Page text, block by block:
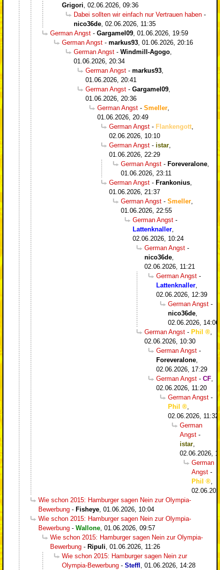
Grigori 02.06.2026, 09:36
Dabei sollten wir einfach nur Vertrauen haben -
nico36de 02.06.2026, 11:35
German Angst - Gargamel09 01.06.2026, 19:59
German Angst - markus93 01.06.2026, 20:16
German Angst - Windmill-Agogo
01.06.2026, 20:34
German Angst - markus93
01.06.2026, 20:41
German Angst - Gargamel09
01.06.2026, 20:36
German Angst - Smeller
01.06.2026, 20:49
German Angst - Flankengott
02.06.2026, 10:10
German Angst - istar
01.06.2026, 22:29
German Angst - Foreveralone
01.06.2026, 23:11
German Angst - Frankonius
01.06.2026, 21:37
German Angst - Smeller
01.06.2026, 22:55
German Angst -
Lattenknaller
02.06.2026, 10:24
German Angst -
nico36de
02.06.2026, 11:21
German Angst -
Lattenknaller
02.06.2026, 12:39
German Angst -
nico36de
02.06.2026, 14:06
German Angst - Phil
02.06.2026, 10:30
German Angst -
Foreveralone
02.06.2026, 17:29
German Angst - CF
02.06.2026, 11:20
German Angst -
Phil
02.06.2026, 11:32
German
Angst -
istar
02.06.2026,
German
Angst -
Phil
Wie schon 2015: Hamburger sagen Nein zur Olympia-
Bewerbung - Fisheye 01.06.2026, 10:04
Wie schon 2015: Hamburger sagen Nein zur Olympia-
Bewerbung - Wallone 01.06.2026, 09:57
Wie schon 2015: Hamburger sagen Nein zur Olympia-
Bewerbung - Ripuli 01.06.2026, 11:26
Wie schon 2015: Hamburger sagen Nein zur
Olympia-Bewerbung - Steffl 01.06.2026, 14:28